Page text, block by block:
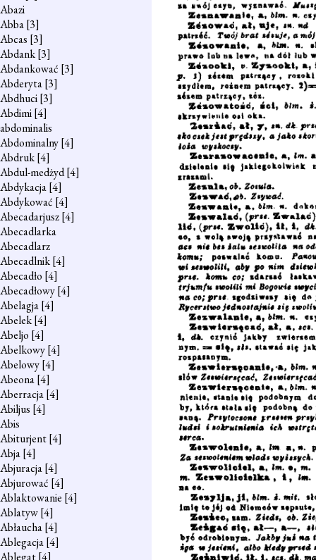
Abazi
Abba[3]
Abcas [3]
Abdank[3]
Abdankować [3]
Abderyta[3]
Abdhuci[3]
Abdimi[4]
abdominalis
Abdominalny[4]
Abdruk[4]
Abdul-medżyd[4]
Abdykacja[4]
Abdykować [4]
Abecadarjusz[4]
Abecadlarka
Abecadlarz
Abecadlnik[4]
Abecadło [4]
Abecadłowy[4]
Abelagja[4]
Abelek[4]
Abeljo [4]
Abelkowy[4]
Abelowy[4]
Abeona[4]
Aberracja[4]
Abiljus [4]
Abis
Abiturjent[4]
Abja[4]
Abjuracja[4]
Abjurować [4]
Ablaktowanie [4]
Ablatyw[4]
Abłaucha[4]
Ablegacja[4]
Ablegat[4]